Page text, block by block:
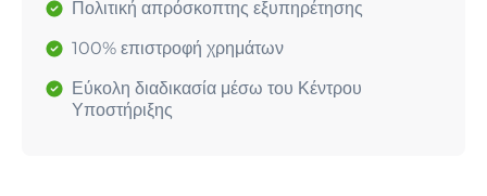
Πολιτική απρόσκοπτης εξυπηρέτησης
100% επιστροφή χρημάτων
Εύκολη διαδικασία μέσω του Κέντρου
Υποστήριξης